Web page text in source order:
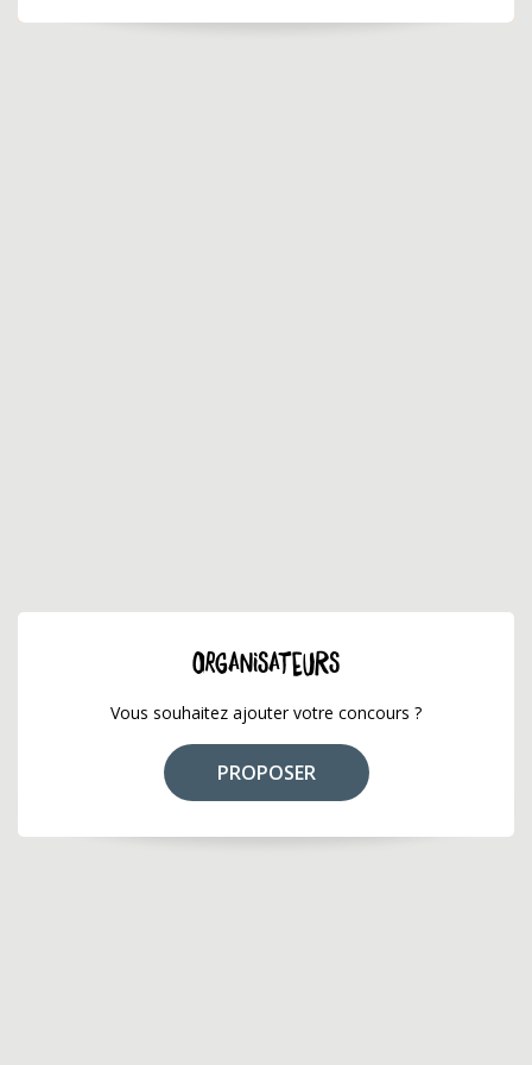
ORGANISATEURS
Vous souhaitez ajouter votre concours ?
PROPOSER